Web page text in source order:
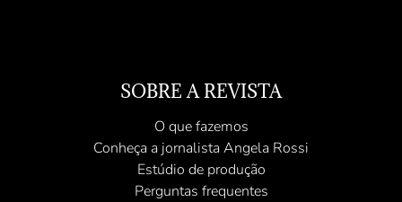
SOBRE A REVISTA
O que fazemos
Conheça a jornalista Angela Rossi
Estúdio de produção
Perguntas frequentes